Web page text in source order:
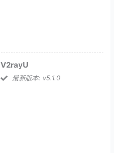
V2rayU
最新版本: v5.1.0